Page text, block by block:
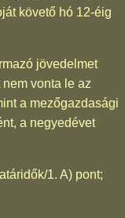
követő hó 12-éig
jövedelmet
vonta le az
a mezőgazdasági
a negyedévet
1. A) pont;